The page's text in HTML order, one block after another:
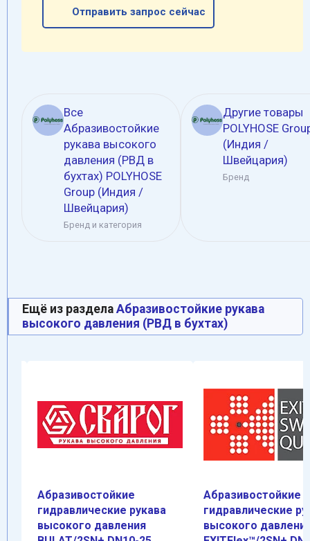
Отправить запрос сейчас
Все
Абразивостойкие
рукава высокого
давления (РВД в
бухтах) POLYHOSE
Group (Индия /
Швейцария)
Бренд и категория
Другие товары
POLYHOSE
(Индия /
Швейцария)
Бренд
Ещё из раздела Абразивостойкие рукава
высокого давления (РВД в бухтах)
Абразивостойкие
гидравлические рукава
высокого давления
Абразивостойкие
гидравлические
высокого